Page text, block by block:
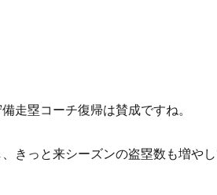
走塁コーチ復帰は賛成ですね。
きっと来シーズンの盗塁数も増や